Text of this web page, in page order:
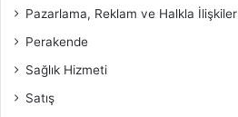
Pazarlama, Reklam ve Halkla İlişkiler
Perakende
Sağlık Hizmeti
Satış